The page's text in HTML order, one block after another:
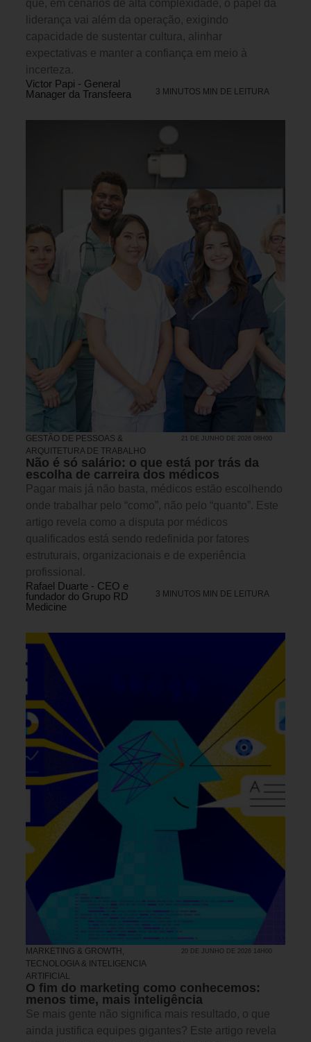
que, em cenários de alta complexidade, o papel da
liderança vai além da operação, exigindo
capacidade de sustentar cultura, alinhar
expectativas e manter a confiança em meio à
incerteza.
Victor Papi - General
Manager da Transfeera
3 MINUTOS MIN DE LEITURA
GESTÃO DE PESSOAS &
ARQUITETURA DE TRABALHO
21 DE JUNHO DE 2026 08H00
Não é só salário: o que está por trás da
escolha de carreira dos médicos
Pagar mais já não basta, médicos estão escolhendo
onde trabalhar pelo “como”, não pelo “quanto”. Este
artigo revela como a disputa por médicos
qualificados está sendo redefinida por fatores
estruturais, organizacionais e de experiência
profissional.
Rafael Duarte - CEO e
fundador do Grupo RD
Medicine
3 MINUTOS MIN DE LEITURA
MARKETING & GROWTH ,
TECNOLOGIA & INTELIGENCIA
ARTIFICIAL
20 DE JUNHO DE 2026 14H00
O fim do marketing como conhecemos:
menos time, mais inteligência
Se mais gente não significa mais resultado, o que
ainda justifica equipes gigantes? Este artigo revela